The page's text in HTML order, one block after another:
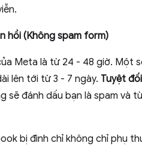
hồi (Không spam form)
Meta là từ 24 - 48 giờ. Một
lên tới từ 3 - 7 ngày. Tuyệt
sẽ đánh dấu bạn là spam và
bị đình chỉ không chỉ phụ